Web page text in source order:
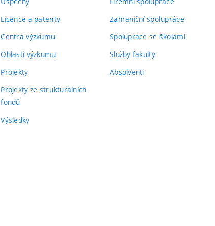
Licence a patenty
Centra výzkumu
Oblasti výzkumu
Projekty
Projekty ze strukturálních
fondů
Výsledky
Zahraniční spolupráce
Spolupráce se školami
Služby fakulty
Absolventi